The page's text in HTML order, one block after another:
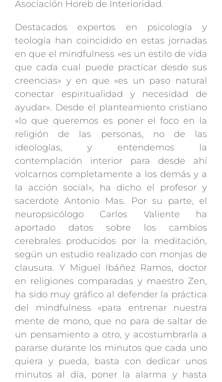
Asociación Horeb de Interioridad.
Destacados expertos en psicología y
teología han coincidido en estas jornadas
en que el mindfulness «es un estilo de vida
que cada cual puede practicar desde sus
creencias» y en que «es un paso natural
conectar espiritualidad y necesidad de
ayudar». Desde el planteamiento cristiano
«lo que queremos es poner el foco en la
religión de las personas, no de las
ideologías, y entendemos la
contemplación interior para desde ahí
volcarnos completamente a los demás y a
la acción social», ha dicho el profesor y
sacerdote Antonio Mas. Por su parte, el
neuropsicólogo Carlos Valiente ha
aportado datos sobre los cambios
cerebrales producidos por la meditación,
según un estudio realizado con monjas de
clausura. Y Miguel Ibáñez Ramos, doctor
en religiones comparadas y maestro Zen,
ha sido muy gráfico al defender la práctica
del mindfulness «para entrenar nuestra
mente de mono, que no para de saltar de
un pensamiento a otro, y acostumbrarla a
pararse durante los minutos que cada uno
quiera y pueda, basta con dedicar unos
minutos al día, poner la alarma y hasta